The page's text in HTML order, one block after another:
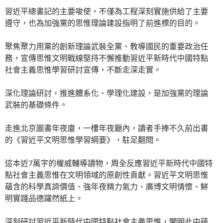
習近平總書記的主要唆使，不僅為工程深刻實施供給了主要
遵守，也為加強黨的思惟理論建設指明了前進標的目的。
聚焦聚力用黨的創新理論武裝全黨、教導國民的重要政治任
務，宣傳思惟文明戰線堅持不懈推動習近平新時代中國特點
社會主義思惟學習研討宣傳，不斷走深走實。
深化理論研討，推進體系化、學理化建設，是加強黨的理論
武裝的基礎條件。
走進北京圖書年夜廈，一樓年夜廳內，讀者手捧不久前出書
的《習近平文明思惟學習綱要》，駐足翻閱。
這本近7萬字的權威輔導讀物，周全反應習近平新時代中國特
點社會主義思惟在文明領域的原創性貢獻。習近平文明思惟
蘊含的科學真諦價值、強年夜精力氣力、廣博文明情懷、鮮
明實踐品德躍然紙上。